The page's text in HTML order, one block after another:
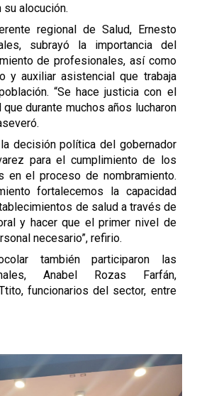
su alocución.
regional de Salud, Ernesto
subrayó la importancia del
de profesionales, así como
y auxiliar asistencial que trabaja
“Se hace justicia con el
durante muchos años lucharon
decisión política del gobernador
para el cumplimiento de los
en el proceso de nombramiento.
fortalecemos la capacidad
de salud a través de
y hacer que el primer nivel de
necesario”, refirio.
también participaron las
Anabel Rozas Farfán,
funcionarios del sector, entre